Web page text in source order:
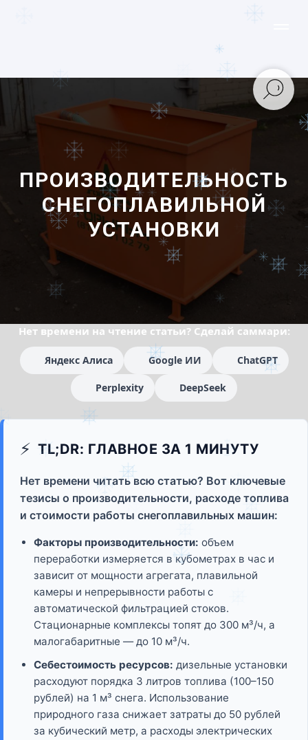
ПРОИЗВОДИТЕЛЬНОСТЬ
СНЕГОПЛАВИЛЬНОЙ
УСТАНОВКИ
Нет времени на чтение статьи? Сделай саммари:
Яндекс Алиса Google ИИ ChatGPT
Perplexity DeepSeek
⚡ TL;DR: ГЛАВНОЕ ЗА 1 МИНУТУ
Нет времени читать всю статью? Вот ключевые
тезисы о производительности, расходе топлива
и стоимости работы снегоплавильных машин:
Факторы производительности: объем
переработки измеряется в кубометрах в час и
зависит от мощности агрегата, плавильной
камеры и непрерывности работы с
автоматической фильтрацией стоков.
Стационарные комплексы топят до 300 м³/ч, а
малогабаритные — до 10 м³/ч.
Себестоимость ресурсов: дизельные установки
расходуют порядка 3 литров топлива (100–150
рублей) на 1 м³ снега. Использование
природного газа снижает затраты до 50 рублей
за кубический метр, а расходы электрических